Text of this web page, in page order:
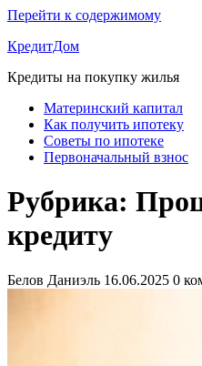
Перейти к содержимому
КредитДом
Кредиты на покупку жилья
Материнский капитал
Как получить ипотеку
Советы по ипотеке
Первоначальный взнос
Рубрика:
кредиту
Белов Даниэль 16.06.2025 0